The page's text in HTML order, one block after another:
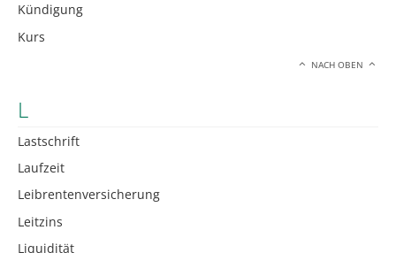
Kündigung
Kurs
NACH OBEN
L
Lastschrift
Laufzeit
Leibrentenversicherung
Leitzins
Liquidität